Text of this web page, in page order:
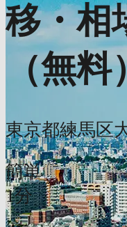
移・相
（無料
東京都練馬区
簡単
1分